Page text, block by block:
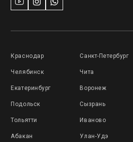
Краснодар Санкт-Петербург
Челябинск Чита
Екатеринбург Воронеж
Подольск Сызрань
Тольятти Иваново
Абакан Улан-Удэ